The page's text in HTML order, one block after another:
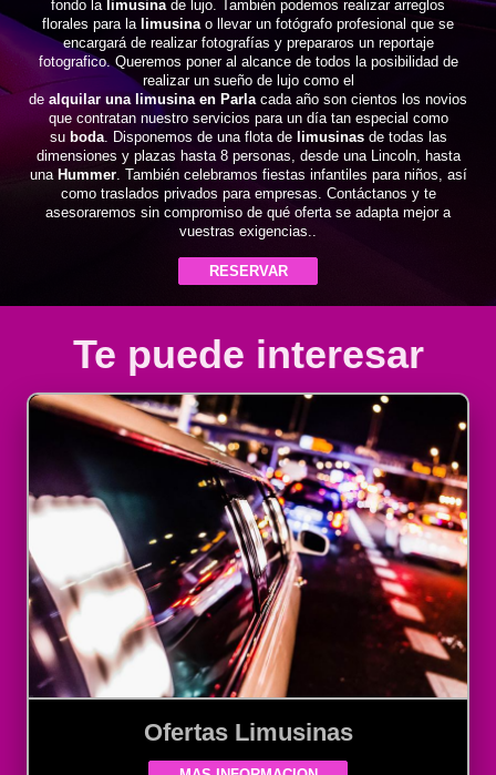
fondo la limusina de lujo. También podemos realizar arreglos
florales para la limusina o llevar un fotógrafo profesional que se
encargará de realizar fotografías y prepararos un reportaje
fotografico. Queremos poner al alcance de todos la posibilidad de
realizar un sueño de lujo como el
de alquilar una limusina en Parlacada año son cientos los novios
que contratan nuestro servicios para un día tan especial como
su boda. Disponemos de una flota de limusinasde todas las
dimensiones y plazas hasta 8 personas, desde una Lincoln, hasta
una Hummer. También celebramos fiestas infantiles para niños, así
como traslados privados para empresas. Contáctanos y te
asesoraremos sin compromiso de qué oferta se adapta mejor a
vuestras exigencias..
RESERVAR
Te puede interesar
Ofertas Limusinas